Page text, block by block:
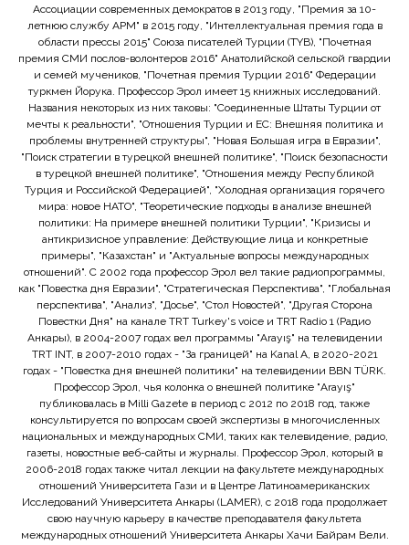
Ассоциации современных демократов в 2013 году, "Премия за 10-
летнюю службу APM" в 2015 году, "Интеллектуальная премия года в
области прессы 2015" Союза писателей Турции (TYB), "Почетная
премия СМИ послов-волонтеров 2016" Анатолийской сельской гвардии
и семей мучеников, "Почетная премия Турции 2016" Федерации
туркмен Йорука. Профессор Эрол имеет 15 книжных исследований.
Названия некоторых из них таковы: "Соединенные Штаты Турции от
мечты к реальности", "Отношения Турции и ЕС: Внешняя политика и
проблемы внутренней структуры", "Новая Большая игра в Евразии",
"Поиск стратегии в турецкой внешней политике", "Поиск безопасности
в турецкой внешней политике", "Отношения между Республикой
Турция и Российской Федерацией", "Холодная организация горячего
мира: новое НАТО", "Теоретические подходы в анализе внешней
политики: На примере внешней политики Турции", "Кризисы и
антикризисное управление: Действующие лица и конкретные
примеры", "Казахстан" и "Актуальные вопросы международных
отношений". С 2002 года профессор Эрол вел такие радиопрограммы,
как "Повестка дня Евразии", "Стратегическая Перспектива", "Глобальная
перспектива", "Анализ", "Досье", "Стол Новостей", "Другая Сторона
Повестки Дня" на канале TRT Turkey's voice и TRT Radio 1 (Радио
Анкары), в 2004-2007 годах вел программы "Arayış" на телевидении
TRT INT, в 2007-2010 годах - "За границей" на Kanal A, в 2020-2021
годах - "Повестка дня внешней политики" на телевидении BBN TÜRK.
Профессор Эрол, чья колонка о внешней политике "Arayış"
публиковалась в Milli Gazete в период с 2012 по 2018 год, также
консультируется по вопросам своей экспертизы в многочисленных
национальных и международных СМИ, таких как телевидение, радио,
газеты, новостные веб-сайты и журналы. Профессор Эрол, который в
2006-2018 годах также читал лекции на факультете международных
отношений Университета Гази и в Центре Латиноамериканских
Исследований Университета Анкары (LAMER), с 2018 года продолжает
свою научную карьеру в качестве преподавателя факультета
международных отношений Университета Анкары Хачи Байрам Вели.